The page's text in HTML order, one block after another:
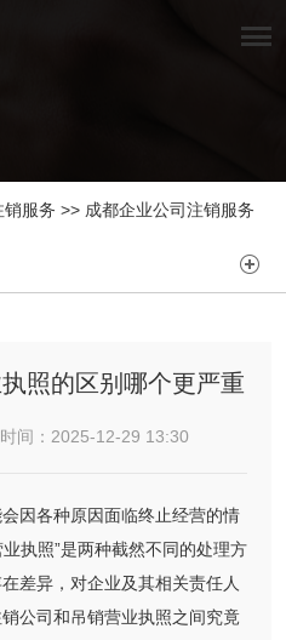
销服务 >> 成都企业公司注销服务

照的区别哪个更严重
间：2025-12-29 13:30
因各种原因面临终止经营的情
执照”是两种截然不同的处理方
差异，对企业及其相关责任人
公司和吊销营业执照之间究竟